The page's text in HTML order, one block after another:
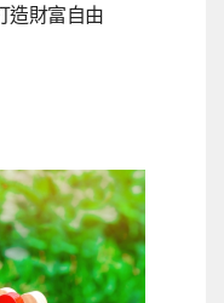
造財富自由